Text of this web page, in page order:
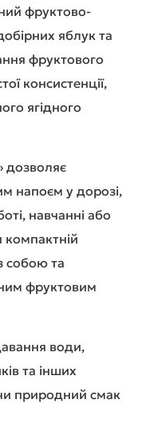
фруктово-
яблук та
фруктового
консистенції,
ягідного
дозволяє
напоєм у дорозі,
навчанні або
компактній
собою та
фруктовим
води,
та інших
природний смак